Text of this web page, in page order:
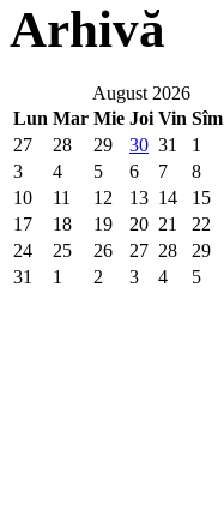
Arhivă
August 2026
Lun Mar Mie Joi Vin Sîm
27
28 29 30 31 1
3
4 5 6 7 8
10
11 12 13 14 15
17
18 19 20 21 22
24
25 26 27 28 29
31
1 2 3 4 5